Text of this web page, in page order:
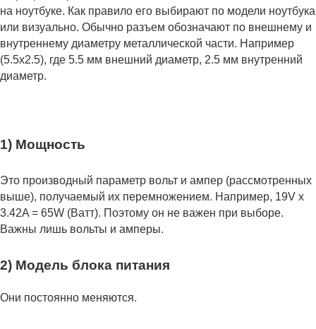
на ноутбуке. Как правило его выбирают по модели ноутбука
или визуально. Обычно разъем обозначают по внешнему и
внутреннему диаметру металлической части. Например
(5.5x2.5), где 5.5 мм внешний диаметр, 2.5 мм внутренний
диаметр.
1) Мощность
Это производный параметр вольт и ампер (рассмотренных
выше), получаемый их перемножением. Например, 19V x
3.42A = 65W (Ватт). Поэтому он не важен при выборе.
Важны лишь вольты и амперы.
2) Модель блока питания
Они постоянно меняются.